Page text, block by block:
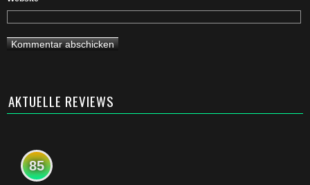
AKTUELLE REVIEWS
85